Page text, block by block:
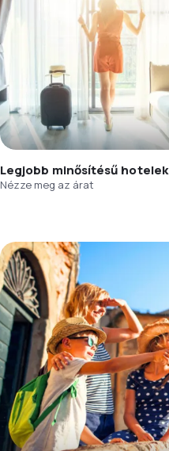
Legjobb minősítésű hotelek
Nézze meg az árat